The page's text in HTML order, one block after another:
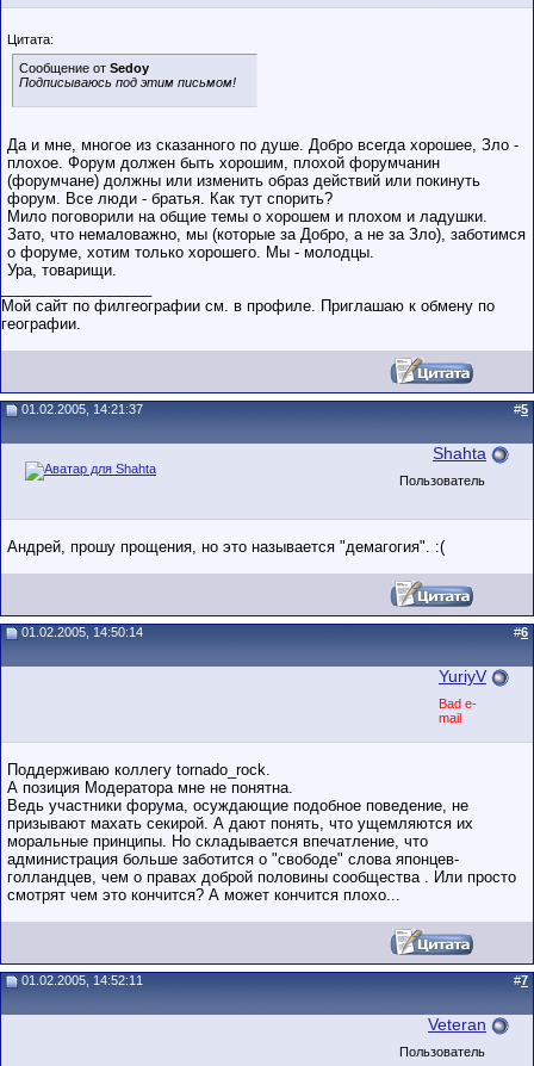
Цитата:
Сообщение от Sedoy
Подписываюсь под этим письмом!
Да и мне, многое из сказанного по душе. Добро всегда хорошее, Зло -
плохое. Форум должен быть хорошим, плохой форумчанин
(форумчане) должны или изменить образ действий или покинуть
форум. Все люди - братья. Как тут спорить?
Мило поговорили на общие темы о хорошем и плохом и ладушки.
Зато, что немаловажно, мы (которые за Добро, а не за Зло), заботимся
о форуме, хотим только хорошего. Мы - молодцы.
Ура, товарищи.
Мой сайт по филгеографии см. в профиле. Приглашаю к обмену по
географии.
01.02.2005, 14:21:37 #5
Shahta
Пользователь
Андрей, прошу прощения, но это называется "демагогия". :(
01.02.2005, 14:50:14 #6
YuriyV
Bad e-
mail
Поддерживаю коллегу tornado_rock.
А позиция Модератора мне не понятна.
Ведь участники форума, осуждающие подобное поведение, не
призывают махать секирой. А дают понять, что ущемляются их
моральные принципы. Но складывается впечатление, что
администрация больше заботится о "свободе" слова японцев-
голландцев, чем о правах доброй половины сообщества . Или просто
смотрят чем это кончится? А может кончится плохо...
01.02.2005, 14:52:11 #7
Veteran
Пользователь